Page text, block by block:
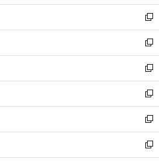
ウ
ィ
ン
ド
ウ
で
開
く
し
い
ウ
ィ
ン
ド
ウ
で
開
く
新
し
い
ウ
ィ
ン
ド
ウ
で
開
く
新
し
い
ウ
ィ
ン
ド
ウ
で
開
新
し
い
ウ
ィ
ン
ド
ウ
新
し
い
ウ
ィ
ン
新
し
い
ウ
新
し